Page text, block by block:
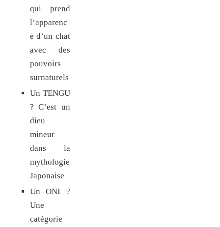
qui prend
l’apparenc
e d’un chat
avec des
pouvoirs
surnaturels
Un TENGU
? C’est un
dieu
mineur
dans la
mythologie
Japonaise
Un ONI ?
Une
catégorie